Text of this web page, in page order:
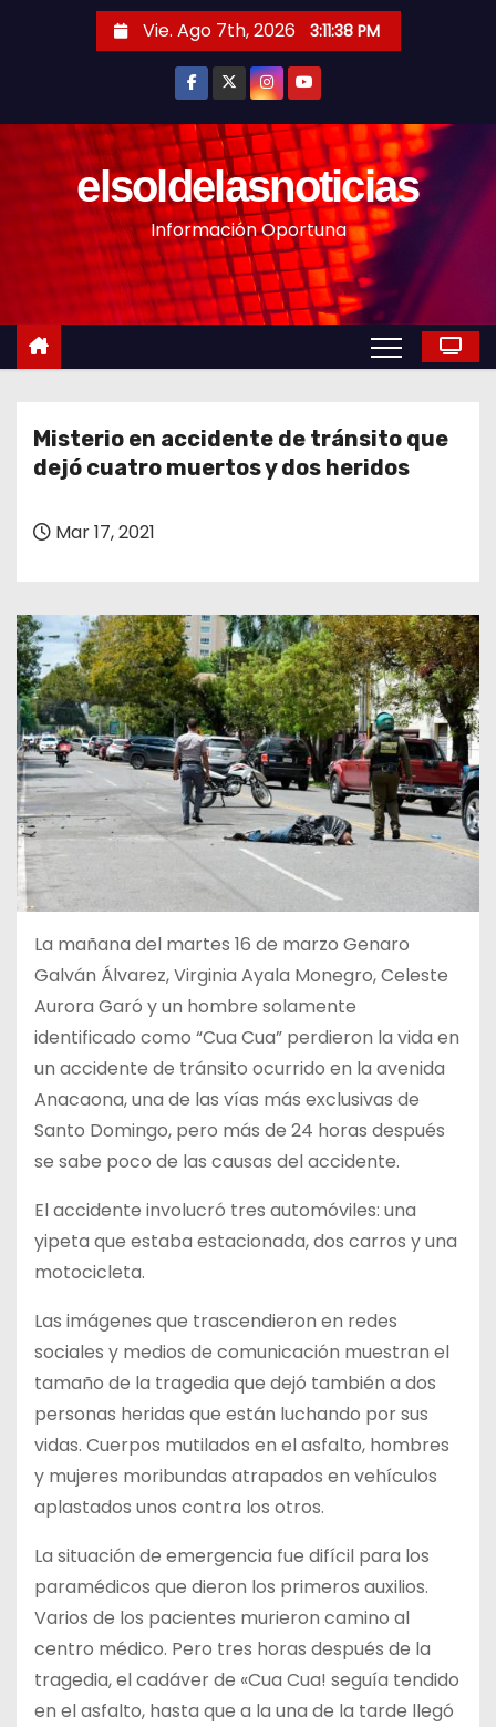
n
Vie. Ago 7th, 2026 3:11:40 PM
elsoldelasnoticias
Información Oportuna
Misterio en accidente de tránsito que
dejó cuatro muertos y dos heridos
Mar 17, 2021
La mañana del martes 16 de marzo Genaro
Galván Álvarez, Virginia Ayala Monegro, Celeste
Aurora Garó y un hombre solamente
identificado como “Cua Cua” perdieron la vida en
un accidente de tránsito ocurrido en la avenida
Anacaona, una de las vías más exclusivas de
Santo Domingo, pero más de 24 horas después
se sabe poco de las causas del accidente.
El accidente involucró tres automóviles: una
yipeta que estaba estacionada, dos carros y una
motocicleta.
Las imágenes que trascendieron en redes
sociales y medios de comunicación muestran el
tamaño de la tragedia que dejó también a dos
personas heridas que están luchando por sus
vidas. Cuerpos mutilados en el asfalto, hombres
y mujeres moribundas atrapados en vehículos
aplastados unos contra los otros.
La situación de emergencia fue difícil para los
paramédicos que dieron los primeros auxilios.
Varios de los pacientes murieron camino al
centro médico. Pero tres horas después de la
tragedia, el cadáver de «Cua Cua! seguía tendido
en el asfalto, hasta que a la una de la tarde llegó